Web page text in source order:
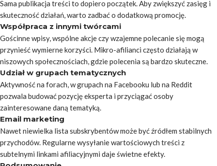
Sama publikacja treści to dopiero początek. Aby zwiększyć zasięg i
skuteczność działań, warto zadbać o dodatkową promocję.
Współpraca z innymi twórcami
Gościnne wpisy, wspólne akcje czy wzajemne polecanie się mogą
przynieść wymierne korzyści. Mikro-afilianci często działają w
niszowych społecznościach, gdzie polecenia są bardzo skuteczne.
Udział w grupach tematycznych
Aktywność na forach, w grupach na Facebooku lub na Reddit
pozwala budować pozycję eksperta i przyciągać osoby
zainteresowane daną tematyką.
Email marketing
Nawet niewielka lista subskrybentów może być źródłem stabilnych
przychodów. Regularne wysyłanie wartościowych treści z
subtelnymi linkami afiliacyjnymi daje świetne efekty.